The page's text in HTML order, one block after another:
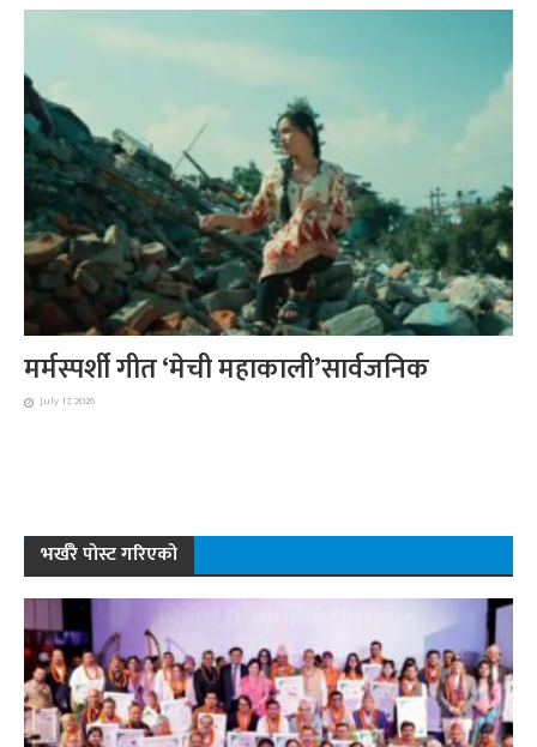
मर्मस्पर्शी गीत ‘मेची महाकाली’सार्वजनिक
July 17, 2026
भर्खरै पोस्ट गरिएको